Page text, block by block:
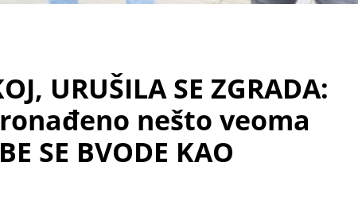
URUŠILA SE ZGRADA:
nešto veoma
SE BVODE KAO